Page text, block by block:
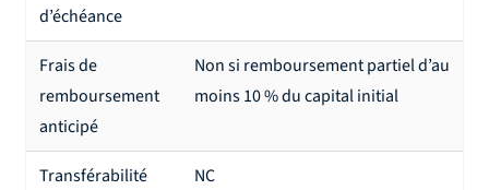
d’échéance
Frais de
remboursement
anticipé
Non si remboursement partiel d’au
moins 10 % du capital initial
Transférabilité
NC